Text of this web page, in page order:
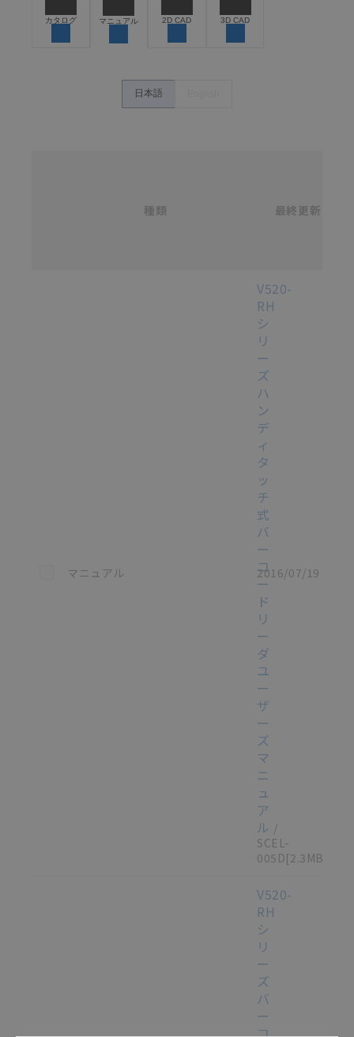
保できるよう設計されていること、および本製品が全
ン事例は参考用ですので、ご採用に際しては機器・装
置の機能や安全性をご確認のうえご使用ください。・
があります。改めて当サイトの掲載内容をご確認のう
カタログ マニュアル 2D CAD 3D CAD
日本語
種類 最終更新
この資料を選択
マニュアル
V520-
RH
シ
リ
ー
ズ
ハ
ン
デ
ィ
タ
ッ
チ
式
バ
ー
コ
ー
ド
リ
ー
ダ
ユ
ー
ザ
ー
ズ
マ
ニ
ュ
ア
ル /
SCEL-
005D[2.3MB]
2016/07/19
V520-
RH
シ
リ
ー
ズ
バ
ー
コ